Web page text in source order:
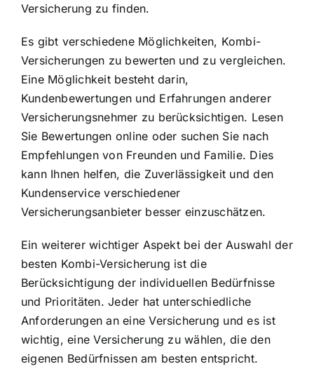
Versicherung zu finden.
Es gibt verschiedene Möglichkeiten, Kombi-
Versicherungen zu bewerten und zu vergleichen.
Eine Möglichkeit besteht darin,
Kundenbewertungen und Erfahrungen anderer
Versicherungsnehmer zu berücksichtigen. Lesen
Sie Bewertungen online oder suchen Sie nach
Empfehlungen von Freunden und Familie. Dies
kann Ihnen helfen, die Zuverlässigkeit und den
Kundenservice verschiedener
Versicherungsanbieter besser einzuschätzen.
Ein weiterer wichtiger Aspekt bei der Auswahl der
besten Kombi-Versicherung ist die
Berücksichtigung der individuellen Bedürfnisse
und Prioritäten. Jeder hat unterschiedliche
Anforderungen an eine Versicherung und es ist
wichtig, eine Versicherung zu wählen, die den
eigenen Bedürfnissen am besten entspricht.